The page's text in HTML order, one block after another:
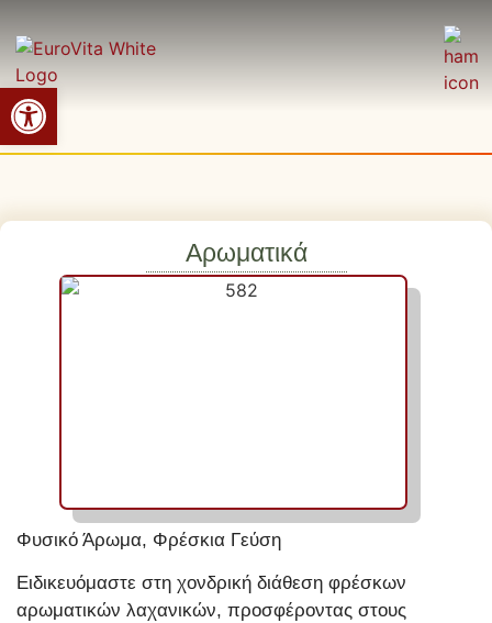
Αρωματικά
Φυσικό Άρωμα, Φρέσκια Γεύση
Ειδικευόμαστε στη χονδρική διάθεση φρέσκων
αρωματικών λαχανικών, προσφέροντας στους
Ανοίξτε τη γραμμή εργαλείων